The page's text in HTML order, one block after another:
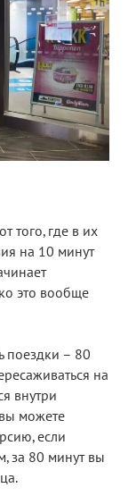
того, где в их
на 10 минут
это вообще
поездки – 80
на
внутри
можете
если
за 80 минут вы